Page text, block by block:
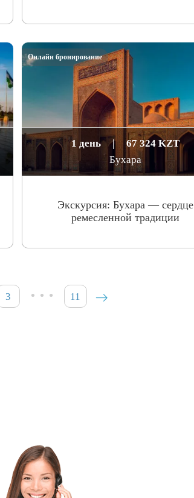
1 день |
67 324 KZT
Бухара
Экскурсия: Бухара — сердце
ремесленной традиции
Онлайн бронирование
3 … 11